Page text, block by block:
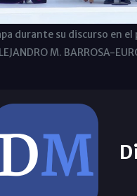
durante su discurso en
M. BARROSA-